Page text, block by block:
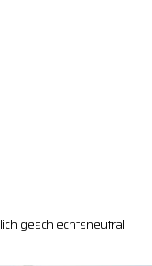
geschlechtsneutral